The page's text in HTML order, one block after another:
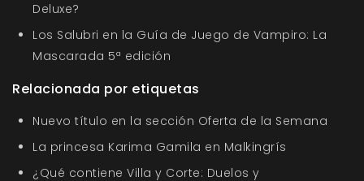
Deluxe?
Los Salubri en la Guía de Juego de Vampiro: La
Mascarada 5ª edición
Relacionada por etiquetas
Nuevo título en la sección Oferta de la Semana
La princesa Karima Gamila en Malkingrís
¿Qué contiene Villa y Corte: Duelos y